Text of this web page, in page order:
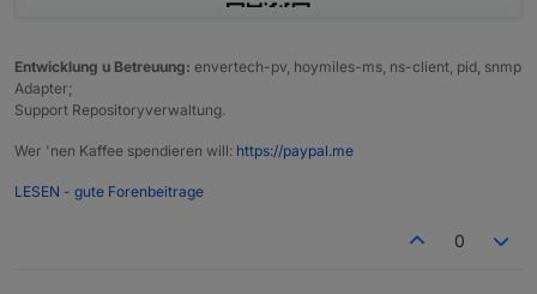
Entwicklung u Betreuung: envertech-pv, hoymiles-ms, ns-client, pid, snmp
Adapter;
Support Repositoryverwaltung.
Wer 'nen Kaffee spendieren will: https://paypal.me
LESEN - gute Forenbeitrage
0